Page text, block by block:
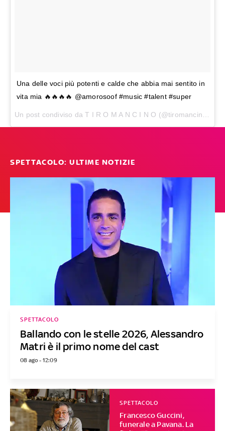
Una delle voci più potenti e calde che abbia mai sentito in
vita mia 🔥🔥🔥🔥 @amorosoof #music #talent #super
Un post condiviso da T I R O M A N C I N O (@tiromancinoofficial) in data:
SPETTACOLO: ULTIME NOTIZIE
Ballando con le stelle 2026, Alessandro
Matri è il primo nome del cast
SPETTACOLO
08 ago - 12:09
Francesco Guccini,
funerale a Pavana. La
SPETTACOLO